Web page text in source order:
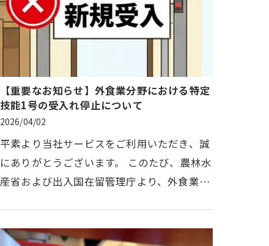
【重要なお知らせ】外食業分野における特定
技能1号の受入れ停止について
2026/04/02
平素より当社サービスをご利用いただき、誠
にありがとうございます。 このたび、農林水
産省および出入国在留管理庁より、外食業分